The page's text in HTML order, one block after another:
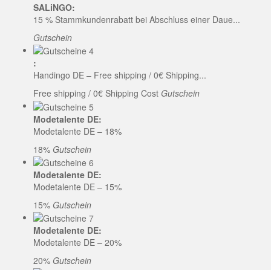
SALiNGO:
15 % Stammkundenrabatt bei Abschluss einer Daue...
Gutschein
:
Handingo DE – Free shipping / 0€ Shipping...
Free shipping / 0€ Shipping Cost Gutschein
Modetalente DE:
Modetalente DE – 18%
18% Gutschein
Modetalente DE:
Modetalente DE – 15%
15% Gutschein
Modetalente DE:
Modetalente DE – 20%
20% Gutschein